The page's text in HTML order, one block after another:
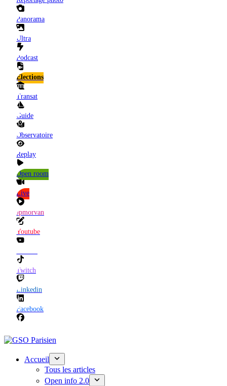
Panorama
Ultra
Podcast
Elections
Transat
Guide
Observatoire
Replay
Open room
Live
Jpmorvan
Youtube
Twitch
Linkedin
Facebook
Accueil
Tous les articles
Open info 2.0